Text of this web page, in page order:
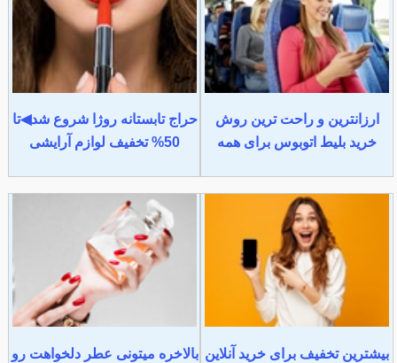
ارزانترین و راحت ترین روش
خرید بلیط اتوبوس برای همه
حراج تابستانه روژا شروع شد◀تا
50% تخفیف لوازم آرایشی
بیشترین تخفیف برای خرید آنلاین بالاخره میتونی عطر دلخواهت رو